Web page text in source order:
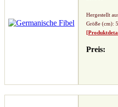
Hergestellt
Größe (cm):
Preis: